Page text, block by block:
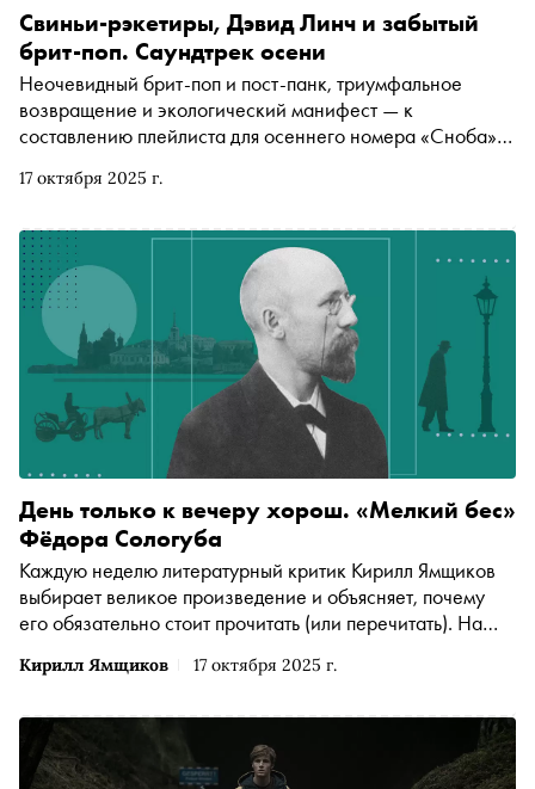
17 октября 2025 г.
Свиньи-рэкетиры, Дэвид Линч и забытый
брит-поп. Саундтрек осени
Неочевидный брит-поп и пост-панк, триумфальное
возвращение и экологический манифест — к
составлению плейлиста для осеннего номера «Сноба»
Кирилл Ямщиков 17 октября 2025 г.
День только к вечеру хорош. «Мелкий бес»
Фёдора Сологуба
Каждую неделю литературный критик Кирилл Ямщиков
выбирает великое произведение и объясняет, почему
его обязательно стоит прочитать (или перечитать). На
энциклопедия русской тоски. Липкий, беспощадный и на